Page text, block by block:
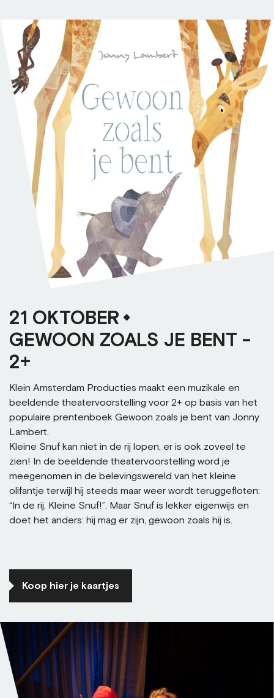
21 OKTOBER
GEWOON ZOALS JE BENT -
2+
Klein Amsterdam Producties maakt een muzikale en
beeldende theatervoorstelling voor 2+ op basis van het
populaire prentenboek Gewoon zoals je bent van Jonny
Lambert.
Kleine Snuf kan niet in de rij lopen, er is ook zoveel te
zien! In de beeldende theatervoorstelling word je
meegenomen in de belevingswereld van het kleine
olifantje terwijl hij steeds maar weer wordt teruggefloten:
“In de rij, Kleine Snuf!”. Maar Snuf is lekker eigenwijs en
doet het anders: hij mag er zijn, gewoon zoals hij is.
Koop hier je kaartjes